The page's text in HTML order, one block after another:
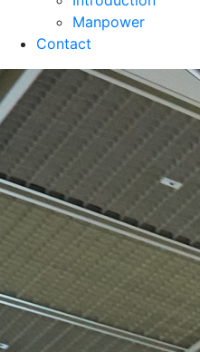
Manpower
Contact